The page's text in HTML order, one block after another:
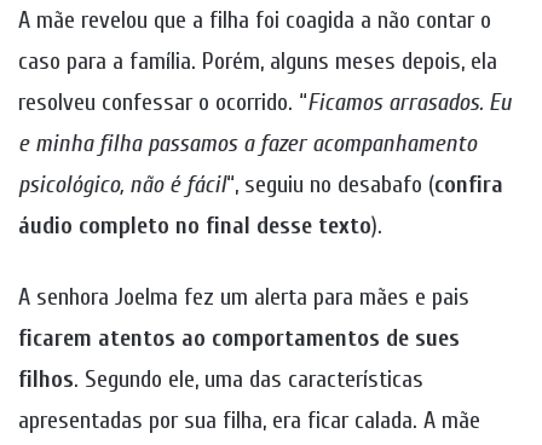
A mãe revelou que a filha foi coagida a não contar o
caso para a família. Porém, alguns meses depois, ela
resolveu confessar o ocorrido. “Ficamos arrasados. Eu
e minha filha passamos a fazer acompanhamento
psicológico, não é fácil“, seguiu no desabafo (confira
áudio completo no final desse texto).
A senhora Joelma fez um alerta para mães e pais
ficarem atentos ao comportamentos de sues
filhos. Segundo ele, uma das características
apresentadas por sua filha, era ficar calada. A mãe